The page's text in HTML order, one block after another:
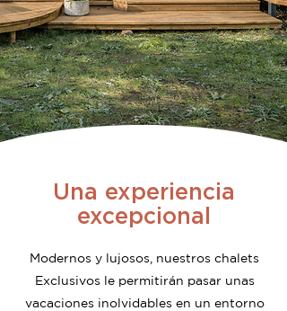
Una experiencia
excepcional
Modernos y lujosos, nuestros chalets
Exclusivos le permitirán pasar unas
vacaciones inolvidables en un entorno